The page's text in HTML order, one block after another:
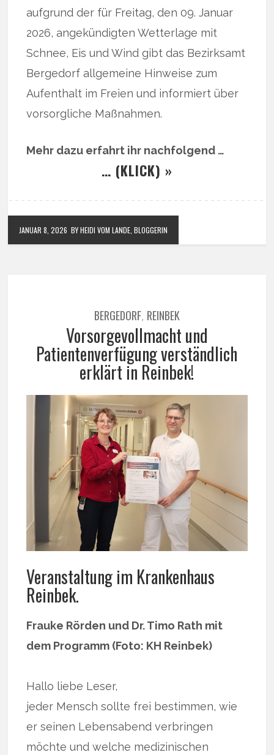
aufgrund der für Freitag, den 09. Januar
2026, angekündigten Wetterlage mit
Schnee, Eis und Wind gibt das Bezirksamt
Bergedorf allgemeine Hinweise zum
Aufenthalt im Freien und informiert über
vorsorgliche Maßnahmen.
Mehr dazu erfahrt ihr nachfolgend …
… (KLICK) »
JANUAR 8, 2026 BY HEIDI VOM LANDE, BLOGGERIN
BERGEDORF, REINBEK
Vorsorgevollmacht und
Patientenverfügung verständlich
erklärt in Reinbek!
Veranstaltung im Krankenhaus
Reinbek.
Frauke Rörden und Dr. Timo Rath mit
dem Programm (Foto: KH Reinbek)
Hallo liebe Leser,
jeder Mensch sollte frei bestimmen, wie
er seinen Lebensabend verbringen
möchte und welche medizinischen